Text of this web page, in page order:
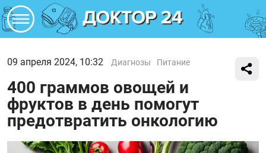
09 апреля 2024, 10:32 Диагнозы Питание
400 граммов овощей и
фруктов в день помогут
предотвратить онкологию